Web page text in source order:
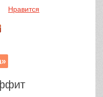
Нравится